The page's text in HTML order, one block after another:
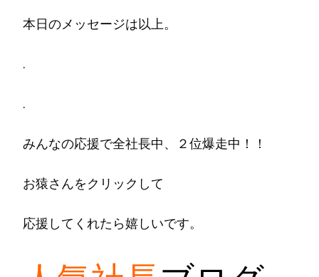
本日のメッセージは以上。
.
.
みんなの応援で全社長中、２位爆走中！！
お猿さんをクリックして
応援してくれたら嬉しいです。